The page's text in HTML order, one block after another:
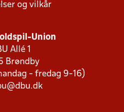
og vilkår
Union
Allé 1
Brøndby
- fredag 9-16)